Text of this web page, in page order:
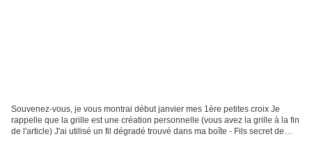
Souvenez-vous, je vous montrai début janvier mes 1ère petites croix Je
rappelle que la grille est une création personnelle (vous avez la grille à la fin
de l'article) J'ai utilisé un fil dégradé trouvé dans ma boîte - Fils secret de